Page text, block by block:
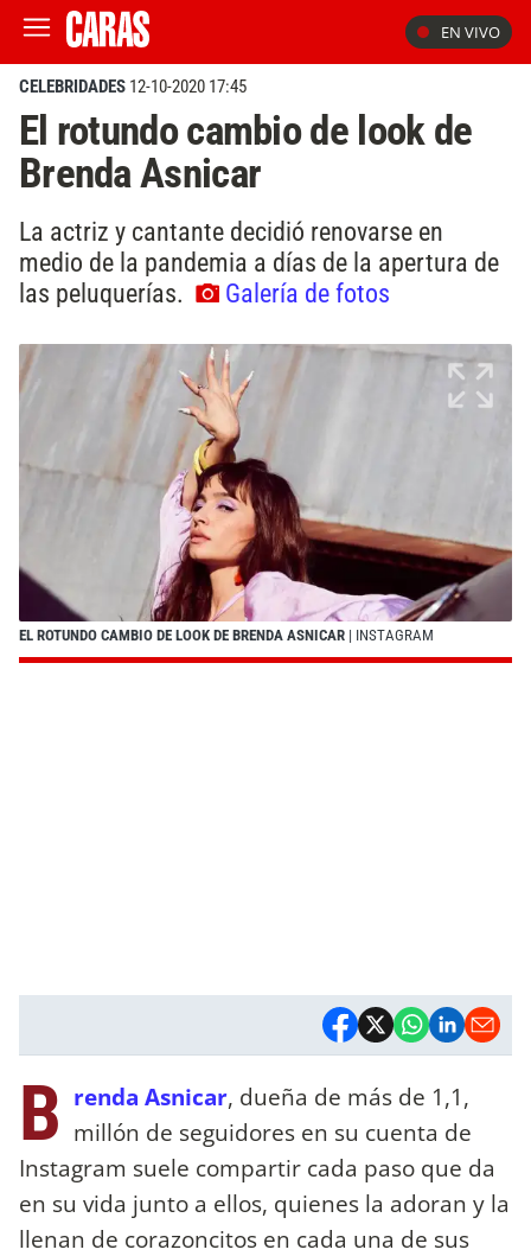
EN VIVO
CELEBRIDADES 12-10-2020 17:45
El rotundo cambio de look de
Brenda Asnicar
La actriz y cantante decidió renovarse en
medio de la pandemia a días de la apertura de
las peluquerías.
Galería de fotos
EL ROTUNDO CAMBIO DE LOOK DE BRENDA ASNICAR | INSTAGRAM
B renda Asnicar, dueña de más de 1,1,
millón de seguidores en su cuenta de
Instagram suele compartir cada paso que da
en su vida junto a ellos, quienes la adoran y la
llenan de corazoncitos en cada una de sus